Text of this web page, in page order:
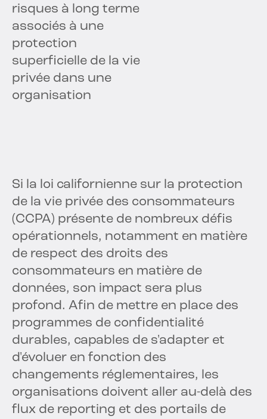
risques à long terme
associés à une
protection
superficielle de la vie
privée dans une
organisation
Si la loi californienne sur la protection
de la vie privée des consommateurs
(CCPA) présente de nombreux défis
opérationnels, notamment en matière
de respect des droits des
consommateurs en matière de
données, son impact sera plus
profond. Afin de mettre en place des
programmes de confidentialité
durables, capables de s'adapter et
d'évoluer en fonction des
changements réglementaires, les
organisations doivent aller au-delà des
flux de reporting et des portails de